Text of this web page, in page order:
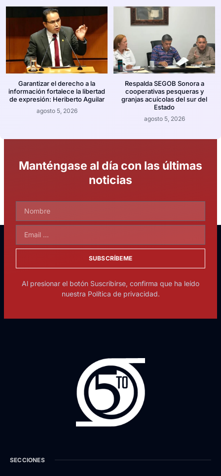
Garantizar el derecho a la
información fortalece la libertad
de expresión: Heriberto Aguilar
agosto 5, 2026
Respalda SEGOB Sonora a
cooperativas pesqueras y
granjas acuícolas del sur del
Estado
agosto 5, 2026
Manténgase al día con las últimas
noticias
SUBSCRÍBEME
Al presionar el botón Suscribirse, confirma que ha leído
nuestra Política de privacidad.
SECCIONES